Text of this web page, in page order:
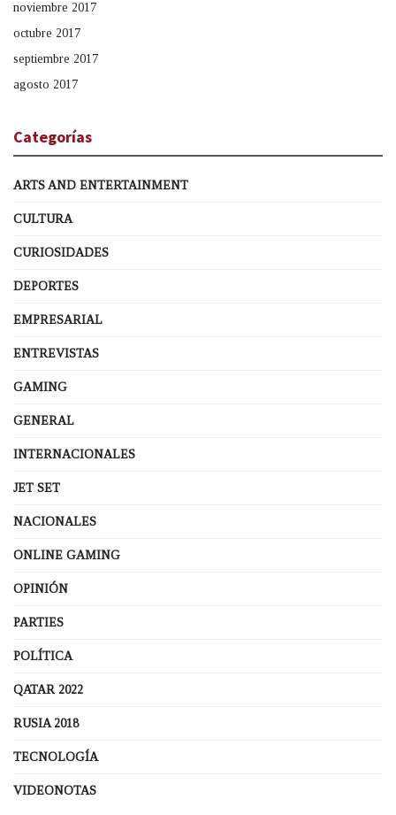
noviembre 2017
octubre 2017
septiembre 2017
agosto 2017
Categorías
ARTS AND ENTERTAINMENT
CULTURA
CURIOSIDADES
DEPORTES
EMPRESARIAL
ENTREVISTAS
GAMING
GENERAL
INTERNACIONALES
JET SET
NACIONALES
ONLINE GAMING
OPINIÓN
PARTIES
POLÍTICA
QATAR 2022
RUSIA 2018
TECNOLOGÍA
VIDEONOTAS